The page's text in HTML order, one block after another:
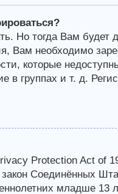
Но тогда Вам будет
Вам необходимо
которые
в группах и т. д.
Protection Act of
закон Соединённых
младше 13